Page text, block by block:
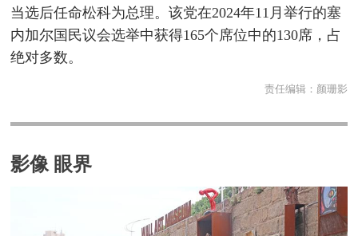
当选后任命松科为总理。该党在2024年11月举行的塞
内加尔国民议会选举中获得165个席位中的130席，占
绝对多数。
责任编辑： 颜珊影
影像 眼界